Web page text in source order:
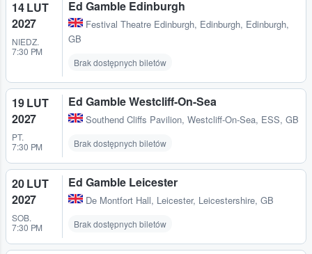
14 LUT
2027
NIEDZ.
7:30 PM
Ed Gamble Edinburgh
Festival Theatre Edinburgh, Edinburgh, Edinburgh,
GB
Brak dostępnych biletów
19 LUT
2027
PT.
7:30 PM
Ed Gamble Westcliff-On-Sea
Southend Cliffs Pavilion, Westcliff-On-Sea, ESS, GB
Brak dostępnych biletów
20 LUT
2027
SOB.
7:30 PM
Ed Gamble Leicester
De Montfort Hall, Leicester, Leicestershire, GB
Brak dostępnych biletów